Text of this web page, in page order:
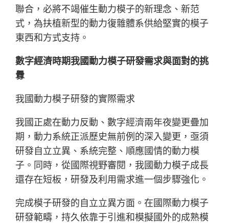
聯合，必將不竭催生動力模子的新理念、新范
式，為扶植新型的動力復雜體系供給堅實的模子
東西和方式支持。
數字經濟時期我國動力模子研發需求與面對的挑
釁
我國動力模子研發的實際需求
我國正處在動力反動、數字經濟兩年夜變更疊加
期，動力系統正派歷史無前例的深入變更，亟須
研發自立立異、系統完整、順應國情的動力模
子。同時，從國際視野審閱，我國動力模子成長
還存在短板，研發及利用需求進一個步驟強化。
完成模子研發的自立立異方面。在國際動力模子
研發範疇，持久依靠于引進和模擬國外的成熟模